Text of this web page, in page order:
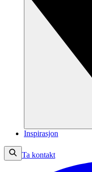
Inspirasjon
Ta kontakt